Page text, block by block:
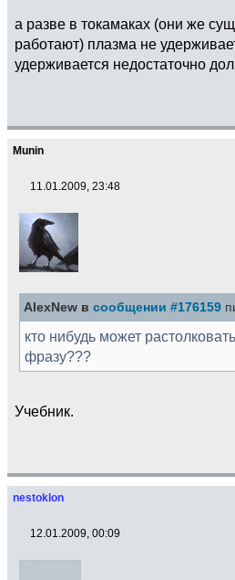
а разве в токамаках (они же
работают) плазма не
удерживается недостаточно
Munin
11.01.2009, 23:48
AlexNew в сообщении #176159
кто нибудь может
фразу???
Учебник.
nestoklon
12.01.2009, 00:09